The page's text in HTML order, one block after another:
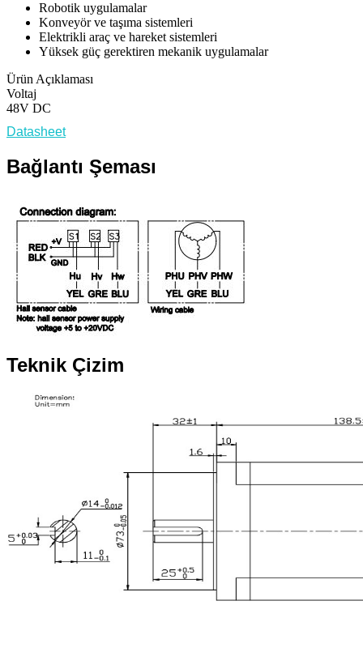
Robotik uygulamalar
Konveyör ve taşıma sistemleri
Elektrikli araç ve hareket sistemleri
Yüksek güç gerektiren mekanik uygulamalar
Ürün Açıklaması
Voltaj
48V DC
Datasheet
Bağlantı Şeması
Teknik Çizim